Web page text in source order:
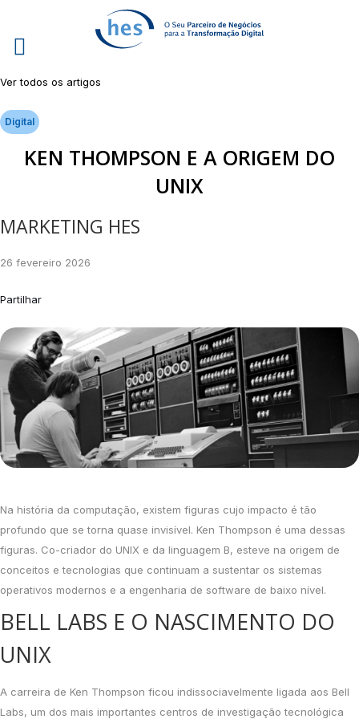
Ver todos os artigos
Digital
KEN THOMPSON E A ORIGEM DO
UNIX
MARKETING HES
26 fevereiro 2026
Partilhar
Na história da computação, existem figuras cujo impacto é tão
profundo que se torna quase invisível. Ken Thompson é uma dessas
figuras. Co-criador do UNIX e da linguagem B, esteve na origem de
conceitos e tecnologias que continuam a sustentar os sistemas
operativos modernos e a engenharia de software de baixo nível.
BELL LABS E O NASCIMENTO DO
UNIX
A carreira de Ken Thompson ficou indissociavelmente ligada aos Bell
Labs, um dos mais importantes centros de investigação tecnológica